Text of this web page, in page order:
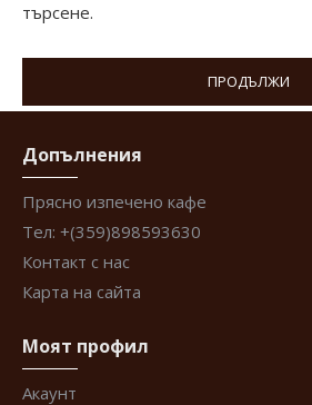
търсене.
ПРОДЪЛЖИ
Допълнения
Прясно изпечено кафе
Тел: +(359)898593630
Контакт с нас
Карта на сайта
Моят профил
Акаунт